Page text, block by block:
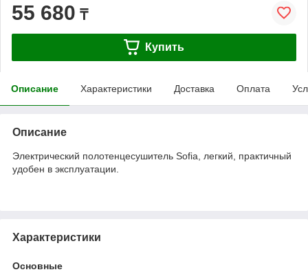
55 680 ₸
Купить
Описание Характеристики Доставка Оплата
Описание
Электрический полотенцесушитель Sofia, легкий, практичный
удобен в эксплуатации.
Характеристики
Основные